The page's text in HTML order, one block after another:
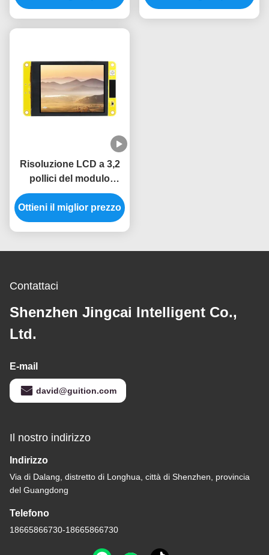
360*360
Risoluzione LCD a 3,2
pollici del modulo
240x320
dell'esposizione ESP32
di TFT LVGL
Ottieni il miglior prezzo
Contattaci
Shenzhen Jingcai Intelligent Co.,
Ltd.
E-mail
david@guition.com
Il nostro indirizzo
Indirizzo
Via di Dalang, distretto di Longhua, città di Shenzhen, provincia
del Guangdong
Telefono
18665866730-18665866730